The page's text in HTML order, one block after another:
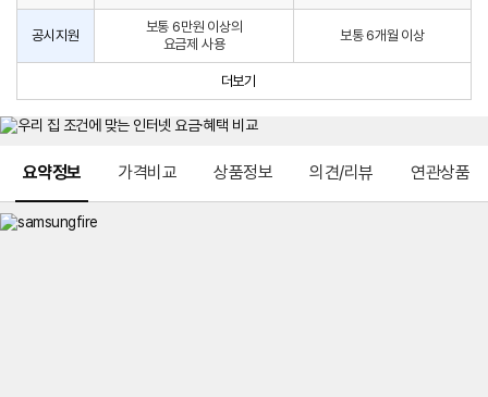
원
선
택
약
정
사
인
법
공시지원
보통 6만원 이상의
요금제 사용
보통 6개월 이상
더보기
요약정보 가격비교 상품정보 의견/리뷰 연관상품